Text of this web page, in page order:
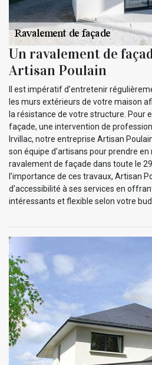
Un ravalement de
Artisan Poulain
Il est impératif d’entretenir
les murs extérieurs de votre maison
la résistance de votre structure. Pour
façade, une intervention de
Irvillac, notre entreprise Artisan
son équipe d’artisans pour prendre
ravalement de façade dans toute le
l’importance de ces travaux, Artisan
d’accessibilité à ses services en
intéressants et flexible selon votre